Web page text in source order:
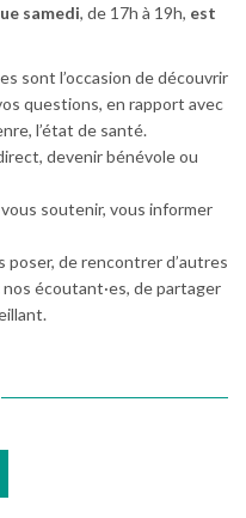
samedi, de 17h à 19h, est
sont l’occasion de découvrir
questions, en rapport avec
l’état de santé.
devenir bénévole ou
soutenir, vous informer
de rencontrer d’autres
écoutant·es, de partager